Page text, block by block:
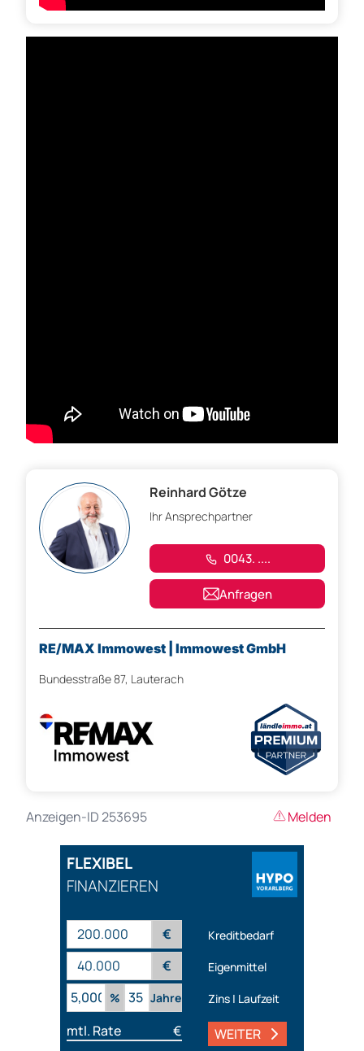
Reinhard Götze
Ihr Ansprechpartner
0043. ....
Anfragen
RE/MAX Immowest | Immowest GmbH
Bundesstraße 87, Lauterach
Anzeigen-ID 253695 Melden
FLEXIBEL
FINANZIEREN
€ Kreditbedarf
€
Eigenmittel
%
Jahre Zins | Laufzeit
mtl. Rate € WEITER